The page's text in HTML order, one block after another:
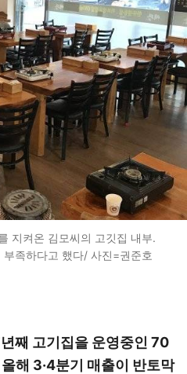
지켜온 김모씨의 고깃집 내부.
족하다고 했다/ 사진=권준호
째 고기집을 운영중인 70
해 3·4분기 매출이 반토막